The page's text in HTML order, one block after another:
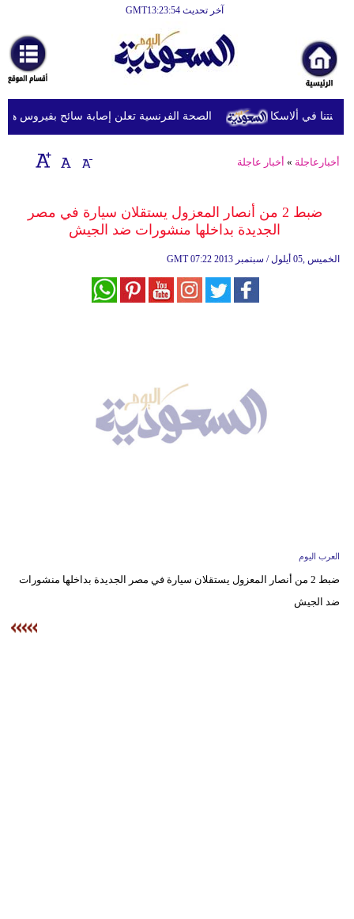
آخر تحديث GMT13:23:54
أخبارعاجلة
رياضة
ثقافة
إقتصاد
وموسيقى
علوم
بيئة
الصحة الفرنسية تعلن إصابة سائح بفيروس هانتا
أخبارعاجلة » أخبار عاجلة
ضبط 2 من أنصار المعزول يستقلان سيارة في مصر
الجديدة بداخلها منشورات ضد الجيش
GMT 07:22 2013 الخميس ,05 أيلول / سبتمبر
العرب اليوم
ضبط 2 من أنصار المعزول يستقلان سيارة في مصر الجديدة بداخلها منشورات
ضد الجيش